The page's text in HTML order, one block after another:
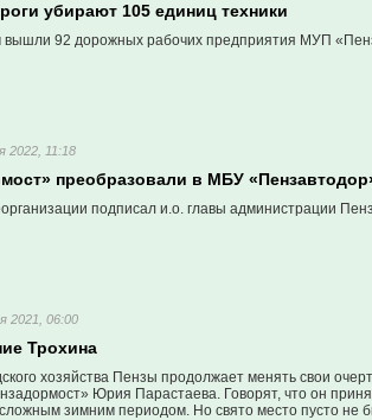
убирают 105 единиц техники
вышли 92 дорожных рабочих предприятия МУП
2022, 11:18
преобразовали в МБУ
подписал и.о. главы администрации
2021, 06:00
Трохина
хозяйства Пензы продолжает менять свои
Юрия Парастаева. Говорят, что он
зимним периодом. Но свято место пусто не